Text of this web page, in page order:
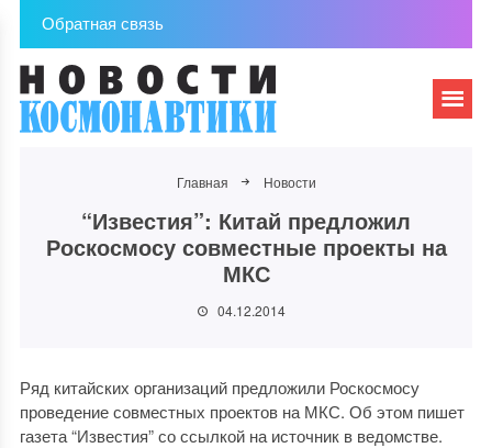
Обратная связь
Главная Новости
“Известия”: Китай предложил
Роскосмосу совместные проекты на
МКС
04.12.2014
Ряд китайских организаций предложили Роскосмосу
проведение совместных проектов на МКС. Об этом пишет
газета “Известия” со ссылкой на источник в ведомстве.